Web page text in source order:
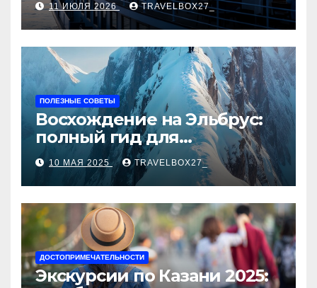
11 ИЮЛЯ 2026 TRAVELBOX27_
ПОЛЕЗНЫЕ СОВЕТЫ
Восхождение на Эльбрус:
полный гид для
покорителя высочайшей
вершины Европы
10 МАЯ 2025 TRAVELBOX27_
ДОСТОПРИМЕЧАТЕЛЬНОСТИ
Экскурсии по Казани 2025: